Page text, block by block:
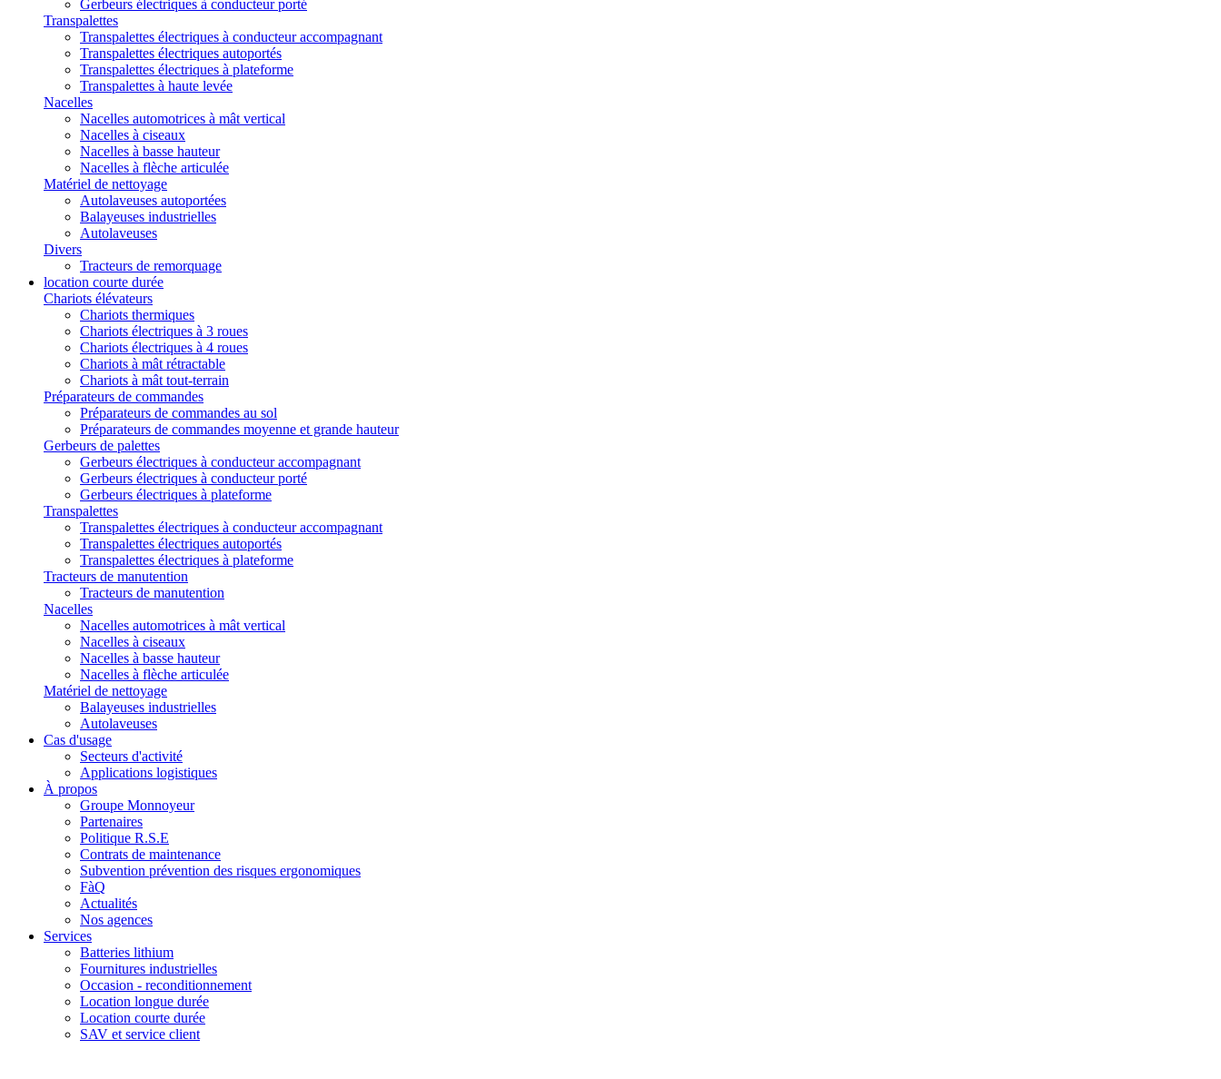
Gerbeurs électriques à conducteur porté
Transpalettes
Transpalettes électriques à conducteur accompagnant
Transpalettes électriques autoportés
Transpalettes électriques à plateforme
Transpalettes à haute levée
Nacelles
Nacelles automotrices à mât vertical
Nacelles à ciseaux
Nacelles à basse hauteur
Nacelles à flèche articulée
Matériel de nettoyage
Autolaveuses autoportées
Balayeuses industrielles
Autolaveuses
Divers
Tracteurs de remorquage
location courte durée
Chariots élévateurs
Chariots thermiques
Chariots électriques à 3 roues
Chariots électriques à 4 roues
Chariots à mât rétractable
Chariots à mât tout-terrain
Préparateurs de commandes
Préparateurs de commandes au sol
Préparateurs de commandes moyenne et grande hauteur
Gerbeurs de palettes
Gerbeurs électriques à conducteur accompagnant
Gerbeurs électriques à conducteur porté
Gerbeurs électriques à plateforme
Transpalettes
Transpalettes électriques à conducteur accompagnant
Transpalettes électriques autoportés
Transpalettes électriques à plateforme
Tracteurs de manutention
Tracteurs de manutention
Nacelles
Nacelles automotrices à mât vertical
Nacelles à ciseaux
Nacelles à basse hauteur
Nacelles à flèche articulée
Matériel de nettoyage
Balayeuses industrielles
Autolaveuses
Cas d'usage
Secteurs d'activité
Applications logistiques
À propos
Groupe Monnoyeur
Partenaires
Politique R.S.E
Contrats de maintenance
Subvention prévention des risques ergonomiques
FàQ
Actualités
Nos agences
Services
Batteries lithium
Fournitures industrielles
Occasion - reconditionnement
Location longue durée
Location courte durée
SAV et service client